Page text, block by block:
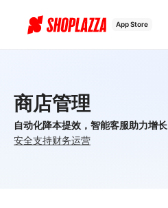
App Store
商店管理
自动化降本提效，智能客服助力增长
安全支持财务运营